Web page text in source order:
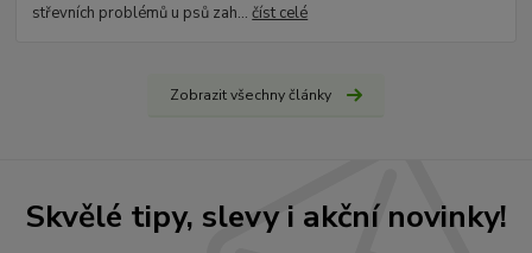
střevních problémů u psů zah...číst celé
Zobrazit všechny články
Skvělé tipy, slevy i akční novinky!